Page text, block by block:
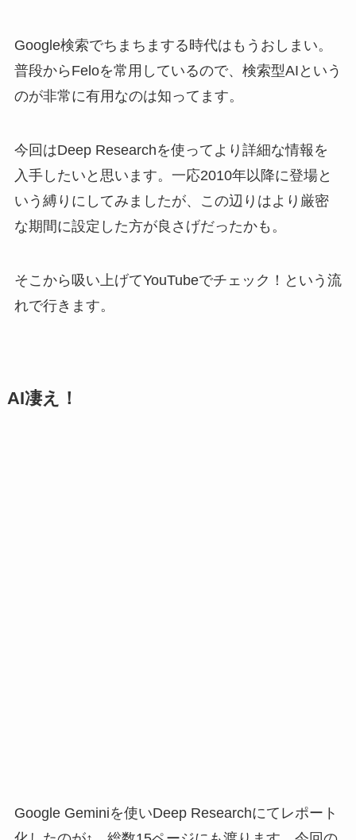
Google検索でちまちまする時代はもうおしまい。
普段からFeloを常用しているので、検索型AIという
のが非常に有用なのは知ってます。
今回はDeep Researchを使ってより詳細な情報を
入手したいと思います。一応2010年以降に登場と
いう縛りにしてみましたが、この辺りはより厳密
な期間に設定した方が良さげだったかも。
そこから吸い上げてYouTubeでチェック！という流
れで行きます。
AI凄え！
Google Geminiを使いDeep Researchにてレポート